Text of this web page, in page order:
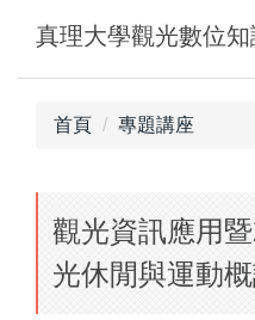
主
真理大學觀光數位
首頁 專題講座
觀光資訊應用
光休閒與運動